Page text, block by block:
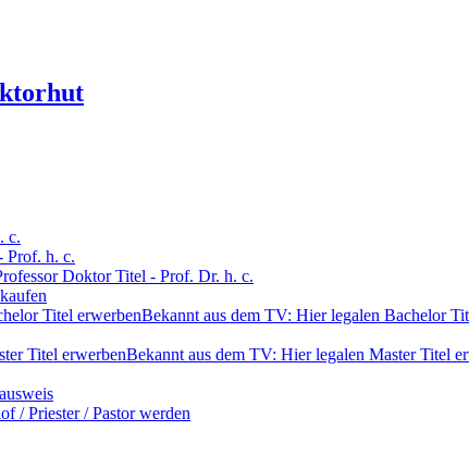
c.
Prof. h. c.
Doktor Titel - Prof. Dr. h. c.
Bekannt aus dem TV: Hier legalen Bachelor
Bekannt aus dem TV: Hier legalen Master Titel
/ Priester / Pastor werden